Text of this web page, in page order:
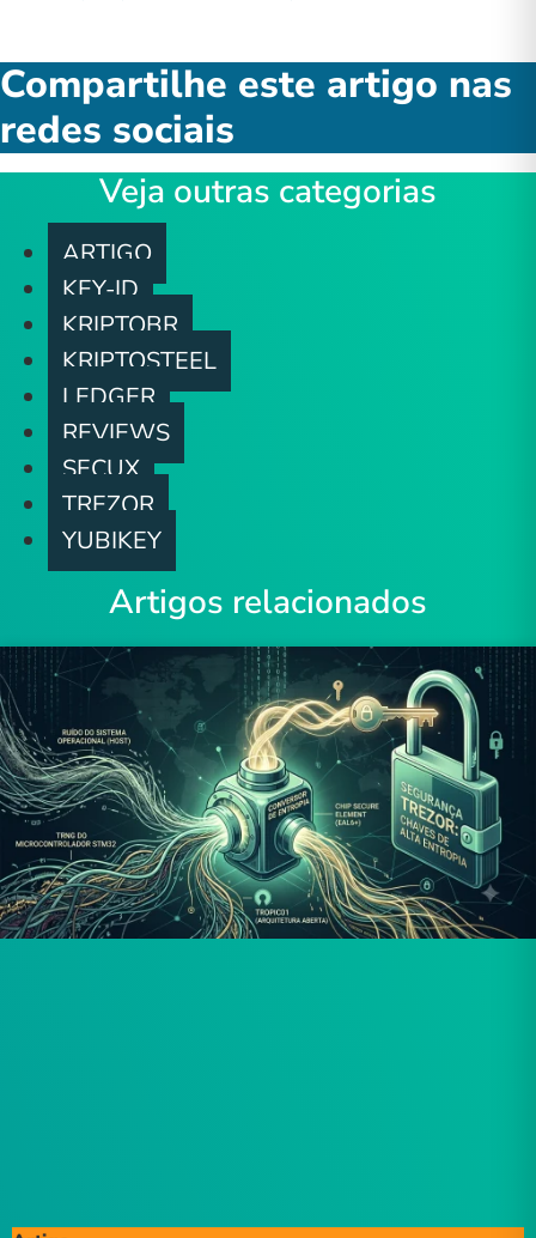
Compartilhe este artigo nas
redes sociais
Veja outras categorias
ARTIGO
KEY-ID
KRIPTOBR
KRIPTOSTEEL
LEDGER
REVIEWS
SECUX
TREZOR
YUBIKEY
Artigos relacionados